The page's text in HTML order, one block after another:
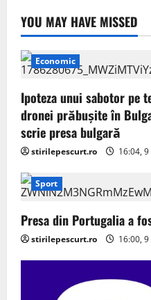
YOU MAY HAVE MISSED
Economic
Ipoteza unui sabotor pe
dronei prăbușite în
scrie presa bulgară
stirilepescurt.ro 16:04,
Sport
Presa din Portugalia a
stirilepescurt.ro 16:00,